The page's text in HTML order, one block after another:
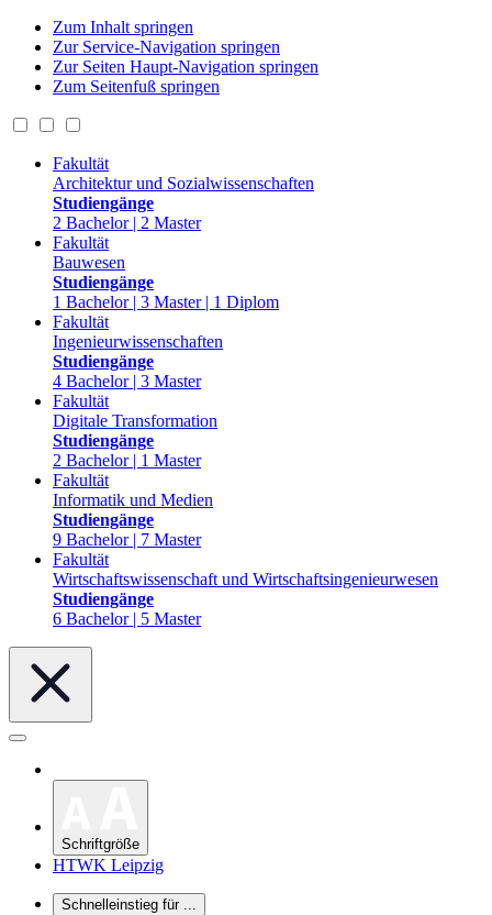
Zum Inhalt springen
Zur Service-Navigation springen
Zur Seiten Haupt-Navigation springen
Zum Seitenfuß springen
Fakultät
Architektur und Sozialwissenschaften
Studiengänge
2 Bachelor | 2 Master
Fakultät
Bauwesen
Studiengänge
1 Bachelor | 3 Master | 1 Diplom
Fakultät
Ingenieurwissenschaften
Studiengänge
4 Bachelor | 3 Master
Fakultät
Digitale Transformation
Studiengänge
2 Bachelor | 1 Master
Fakultät
Informatik und Medien
Studiengänge
9 Bachelor | 7 Master
Fakultät
Wirtschaftswissenschaft und Wirtschaftsingenieurwesen
Studiengänge
6 Bachelor | 5 Master
Schriftgröße
HTWK Leipzig
Schnelleinstieg für ...